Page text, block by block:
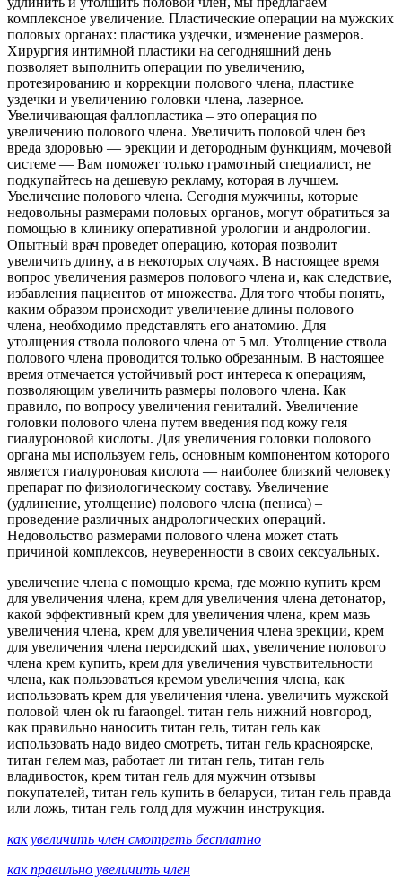
комплексное увеличение. Пластические операции на мужских
половых органах: пластика уздечки, изменение размеров.
Хирургия интимной пластики на сегодняшний день
позволяет выполнить операции по увеличению,
протезированию и коррекции полового члена, пластике
уздечки и увеличению головки члена, лазерное.
Увеличивающая фаллопластика – это операция по
увеличению полового члена. Увеличить половой член без
вреда здоровью — эрекции и детородным функциям, мочевой
системе — Вам поможет только грамотный специалист, не
подкупайтесь на дешевую рекламу, которая в лучшем.
Увеличение полового члена. Сегодня мужчины, которые
недовольны размерами половых органов, могут обратиться за
помощью в клинику оперативной урологии и андрологии.
Опытный врач проведет операцию, которая позволит
увеличить длину, а в некоторых случаях. В настоящее время
вопрос увеличения размеров полового члена и, как следствие,
избавления пациентов от множества. Для того чтобы понять,
каким образом происходит увеличение длины полового
члена, необходимо представлять его анатомию. Для
утолщения ствола полового члена от 5 мл. Утолщение ствола
полового члена проводится только обрезанным. В настоящее
время отмечается устойчивый рост интереса к операциям,
позволяющим увеличить размеры полового члена. Как
правило, по вопросу увеличения гениталий. Увеличение
головки полового члена путем введения под кожу геля
гиалуроновой кислоты. Для увеличения головки полового
органа мы используем гель, основным компонентом которого
является гиалуроновая кислота — наиболее близкий человеку
препарат по физиологическому составу. Увеличение
(удлинение, утолщение) полового члена (пениса) –
проведение различных андрологических операций.
Недовольство размерами полового члена может стать
причиной комплексов, неуверенности в своих сексуальных.
увеличение члена с помощью крема, где можно купить крем
для увеличения члена, крем для увеличения члена детонатор,
какой эффективный крем для увеличения члена, крем мазь
увеличения члена, крем для увеличения члена эрекции, крем
для увеличения члена персидский шах, увеличение полового
члена крем купить, крем для увеличения чувствительности
члена, как пользоваться кремом увеличения члена, как
использовать крем для увеличения члена. увеличить мужской
половой член ok ru faraongel. титан гель нижний новгород,
как правильно наносить титан гель, титан гель как
использовать надо видео смотреть, титан гель красноярске,
титан гелем маз, работает ли титан гель, титан гель
владивосток, крем титан гель для мужчин отзывы
покупателей, титан гель купить в беларуси, титан гель правда
или ложь, титан гель голд для мужчин инструкция.
как увеличить член смотреть бесплатно
как правильно увеличить член